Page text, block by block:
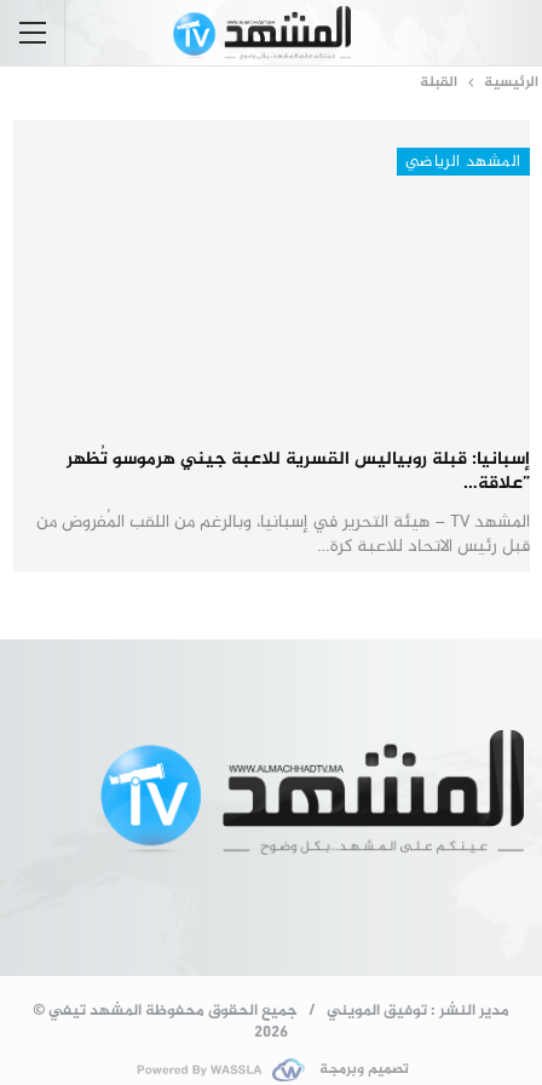
الرئيسية القبلة
المشهد الرياضي
إسبانيا: قبلة روبياليس القسرية للاعبة جيني هرموسو تُظهر
”علاقة…
المشهد TV – هيئة التحرير في إسبانيا، وبالرغم من اللقب المُفروض من
قبل رئيس الاتحاد للاعبة كرة…
مدير النشر : توفيق المويني / جميع الحقوق محفوظة المشهد تيفي ©
2026
تصميم وبرمجة